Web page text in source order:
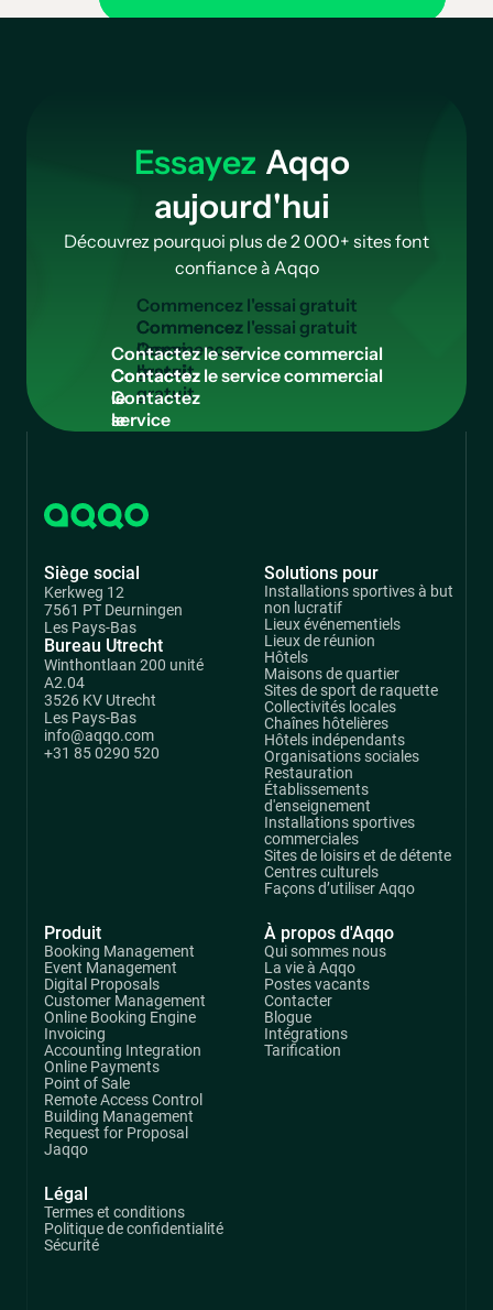
Essayez Aqqo
aujourd'hui
Découvrez pourquoi plus de 2 000+ sites font
confiance à Aqqo
Commencez l'essai gratuit
Commencez
l'essai
gratuit
Contactez le service commercial
Contactez
le
service
Siège social
Kerkweg 12
7561 PT Deurningen
Les Pays-Bas
Bureau Utrecht
Winthontlaan 200 unité
A2.04
3526 KV Utrecht
Les Pays-Bas
info@aqqo.com
+31 85 0290 520
Produit
Booking Management
Event Management
Digital Proposals
Customer Management
Online Booking Engine
Invoicing
Accounting Integration
Online Payments
Point of Sale
Remote Access Control
Building Management
Request for Proposal
Jaqqo
Solutions pour
Installations sportives à but
non lucratif
Lieux événementiels
Lieux de réunion
Hôtels
Maisons de quartier
Sites de sport de raquette
Collectivités locales
Chaînes hôtelières
Hôtels indépendants
Organisations sociales
Restauration
Établissements
d'enseignement
Installations sportives
commerciales
Sites de loisirs et de détente
Centres culturels
Façons d’utiliser Aqqo
À propos d'Aqqo
Qui sommes nous
La vie à Aqqo
Postes vacants
Contacter
Blogue
Intégrations
Tarification
Légal
Termes et conditions
Politique de confidentialité
Sécurité